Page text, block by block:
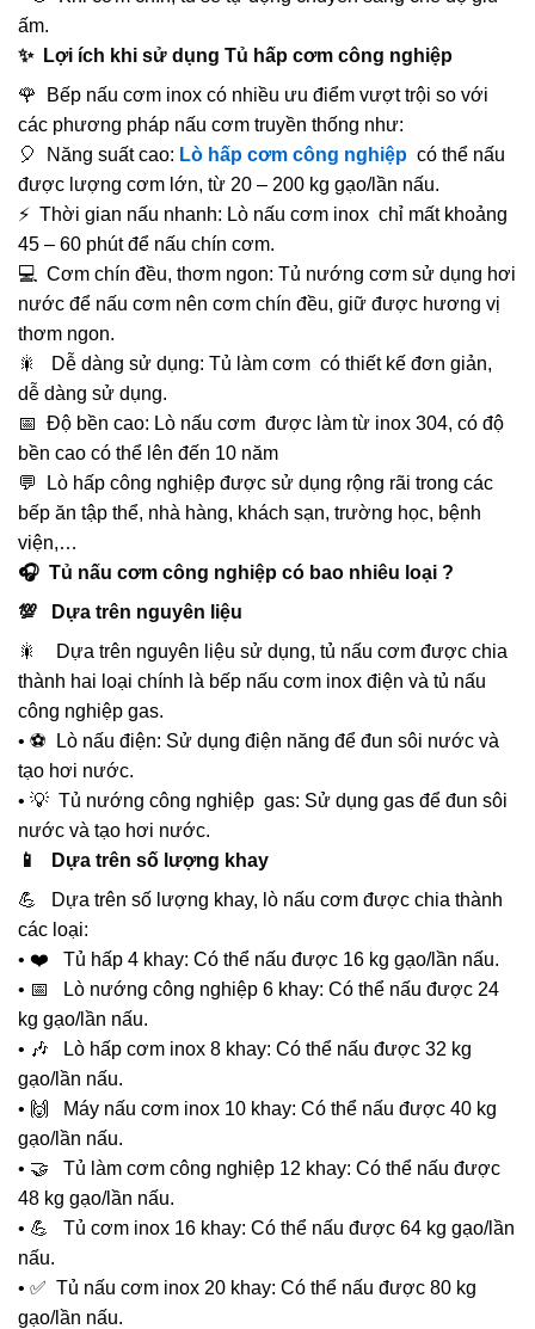
ấm.
✨ Lợi ích khi sử dụng Tủ hấp cơm công nghiệp
🌹 Bếp nấu cơm inox có nhiều ưu điểm vượt trội so với
các phương pháp nấu cơm truyền thống như:
🎈 Năng suất cao: Lò hấp cơm công nghiệp có thể nấu
được lượng cơm lớn, từ 20 – 200 kg gạo/lần nấu.
⚡ Thời gian nấu nhanh: Lò nấu cơm inox chỉ mất khoảng
45 – 60 phút để nấu chín cơm.
💻 Cơm chín đều, thơm ngon: Tủ nướng cơm sử dụng hơi
nước để nấu cơm nên cơm chín đều, giữ được hương vị
thơm ngon.
🎇 Dễ dàng sử dụng: Tủ làm cơm có thiết kế đơn giản,
dễ dàng sử dụng.
📅 Độ bền cao: Lò nấu cơm được làm từ inox 304, có độ
bền cao có thể lên đến 10 năm
💬 Lò hấp công nghiệp được sử dụng rộng rãi trong các
bếp ăn tập thể, nhà hàng, khách sạn, trường học, bệnh
viện,…
🎧 Tủ nấu cơm công nghiệp có bao nhiêu loại ?
💯 Dựa trên nguyên liệu
🎇 Dựa trên nguyên liệu sử dụng, tủ nấu cơm được chia
thành hai loại chính là bếp nấu cơm inox điện và tủ nấu
công nghiệp gas.
• ⚽ Lò nấu điện: Sử dụng điện năng để đun sôi nước và
tạo hơi nước.
• 💡 Tủ nướng công nghiệp gas: Sử dụng gas để đun sôi
nước và tạo hơi nước.
📱 Dựa trên số lượng khay
💪 Dựa trên số lượng khay, lò nấu cơm được chia thành
các loại:
• ❤️ Tủ hấp 4 khay: Có thể nấu được 16 kg gạo/lần nấu.
• 📅 Lò nướng công nghiệp 6 khay: Có thể nấu được 24
kg gạo/lần nấu.
• 🎶 Lò hấp cơm inox 8 khay: Có thể nấu được 32 kg
gạo/lần nấu.
• 🙌 Máy nấu cơm inox 10 khay: Có thể nấu được 40 kg
gạo/lần nấu.
• 🤝 Tủ làm cơm công nghiệp 12 khay: Có thể nấu được
48 kg gạo/lần nấu.
• 💪 Tủ cơm inox 16 khay: Có thể nấu được 64 kg gạo/lần
nấu.
• ✅ Tủ nấu cơm inox 20 khay: Có thể nấu được 80 kg
gạo/lần nấu.